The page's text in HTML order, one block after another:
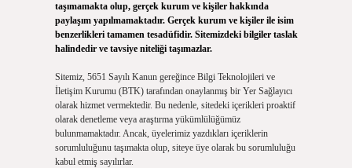
taşımamakta olup, gerçek kurum ve kişiler hakkında
paylaşım yapılmamaktadır. Gerçek kurum ve kişiler ile isim
benzerlikleri tamamen tesadüfidir. Sitemizdeki bilgiler taslak
halindedir ve tavsiye niteliği taşımazlar.
Sitemiz, 5651 Sayılı Kanun gereğince Bilgi Teknolojileri ve
İletişim Kurumu (BTK) tarafından onaylanmış bir Yer Sağlayıcı
olarak hizmet vermektedir. Bu nedenle, sitedeki içerikleri proaktif
olarak denetleme veya araştırma yükümlülüğümüz
bulunmamaktadır. Ancak, üyelerimiz yazdıkları içeriklerin
sorumluluğunu taşımakta olup, siteye üye olarak bu sorumluluğu
kabul etmiş sayılırlar.